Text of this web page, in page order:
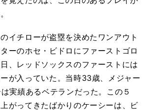
イチローが盗塁を決めたワンアウト
ーのホセ・ビドロにファーストゴロ
、レッドソックスのファーストには
が入っていた。当時33歳、メジャー
実績あるベテランだった。この５
がってきたばかりのケーシーは、ビ